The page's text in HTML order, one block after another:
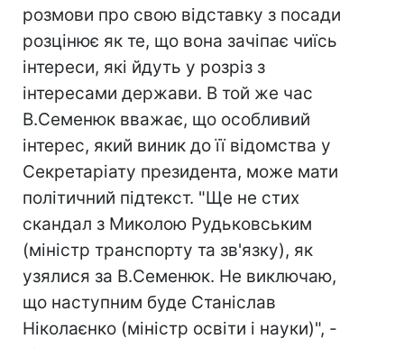
розмови про свою відставку з посади
розцінює як те, що вона зачіпає чиїсь
інтереси, які йдуть у розріз з
інтересами держави. В той же час
В.Семенюк вважає, що особливий
інтерес, який виник до її відомства у
Секретаріату президента, може мати
політичний підтекст. "Ще не стих
скандал з Миколою Рудьковським
(міністр транспорту та зв'язку), як
узялися за В.Семенюк. Не виключаю,
що наступним буде Станіслав
Ніколаєнко (міністр освіти і науки)", -